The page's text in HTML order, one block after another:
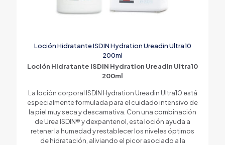
Loción Hidratante ISDIN Hydration Ureadin Ultra10
200ml
Loción Hidratante ISDIN Hydration Ureadin Ultra10
200ml
La loción corporal ISDIN Hydration Ureadin Ultra10 está
especialmente formulada para el cuidado intensivo de
la piel muy seca y descamativa. Con una combinación
de Urea ISDIN® y dexpantenol, esta loción ayuda a
retener la humedad y restablecer los niveles óptimos
de hidratación, aliviando el picor asociado a la